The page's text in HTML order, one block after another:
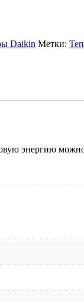
Daikin Метки:
энергию можно